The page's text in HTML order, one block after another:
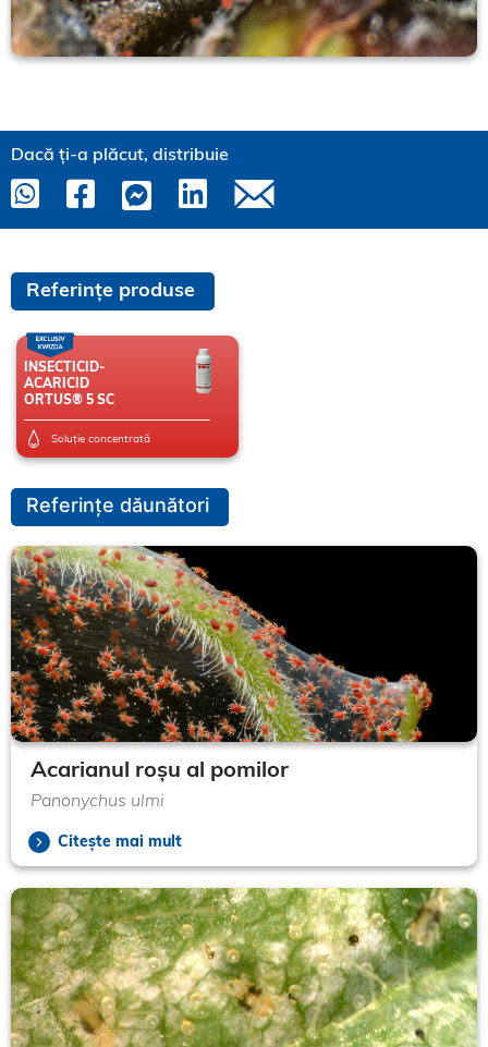
Dacă ți-a plăcut, distribuie
Referințe produse
INSECTICID-
ACARICID
ORTUS® 5 SC
Soluție concentrată
Referințe dăunători
Acarianul roșu al pomilor
Panonychus ulmi
Citește mai mult